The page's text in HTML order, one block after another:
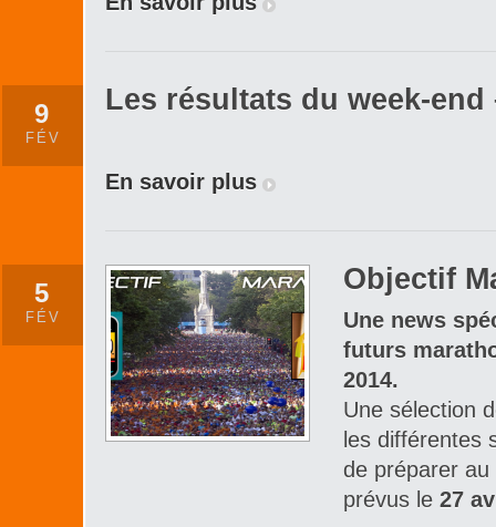
9
FÉV
Les résultats du week-end
En savoir plus
5
FÉV
Objectif
Une news
futurs
2014.
Une sélection
les différentes
de préparer
prévus le 27